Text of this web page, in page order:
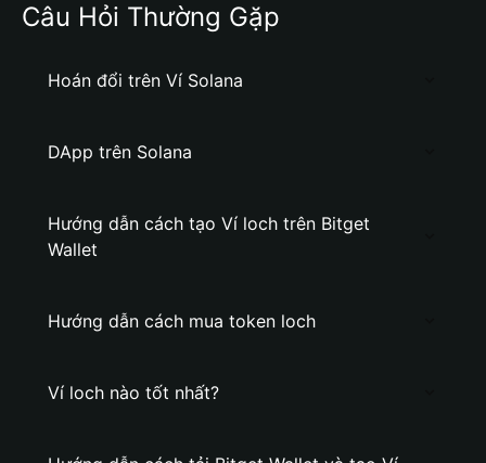
Câu Hỏi Thường Gặp
Hoán đổi trên Ví Solana
DApp trên Solana
Hướng dẫn cách tạo Ví loch trên Bitget
Wallet
Hướng dẫn cách mua token loch
Ví loch nào tốt nhất?